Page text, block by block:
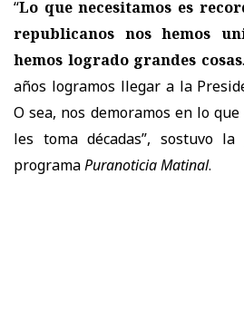
“Lo que necesitamos es
republicanos nos hemos
hemos logrado grandes cosas
años logramos llegar a la
O sea, nos demoramos en lo
les toma décadas”, sostuvo
programaPuranoticia Matinal.